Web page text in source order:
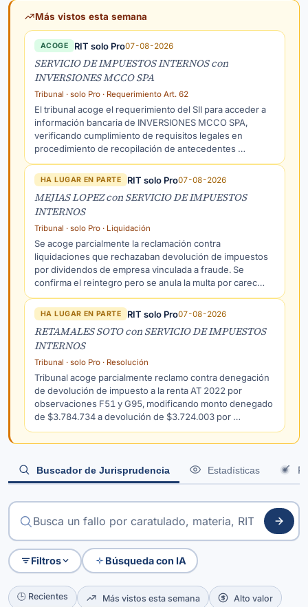
Más vistos esta semana
ACOGE RIT solo Pro07-08-2026
SERVICIO DE IMPUESTOS INTERNOS con
INVERSIONES MCCO SPA
Tribunal · solo Pro · Requerimiento Art. 62
El tribunal acoge el requerimiento del SII para acceder a
información bancaria de INVERSIONES MCCO SPA,
verificando cumplimiento de requisitos legales en
procedimiento de recopilación de antecedentes …
HA LUGAR EN PARTE RIT solo Pro07-08-2026
MEJIAS LOPEZ con SERVICIO DE IMPUESTOS
INTERNOS
Tribunal · solo Pro · Liquidación
Se acoge parcialmente la reclamación contra
liquidaciones que rechazaban devolución de impuestos
por dividendos de empresa vinculada a fraude. Se
confirma el reintegro pero se anula la multa por carec…
HA LUGAR EN PARTE RIT solo Pro07-08-2026
RETAMALES SOTO con SERVICIO DE IMPUESTOS
INTERNOS
Tribunal · solo Pro · Resolución
Tribunal acoge parcialmente reclamo contra denegación
de devolución de impuesto a la renta AT 2022 por
observaciones F51 y G95, modificando monto denegado
de $3.784.734 a devolución de $3.724.003 por …
Buscador de Jurisprudencia Estadísticas
Filtros Búsqueda con IA
🕒 Recientes Más vistos esta semana Alto valor